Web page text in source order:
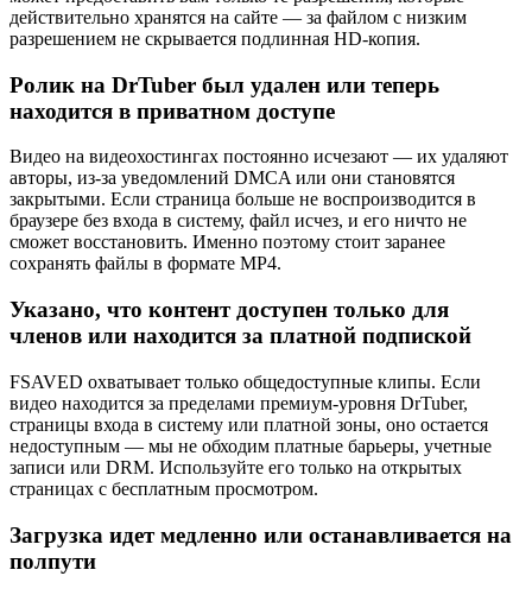
действительно хранятся на сайте — за файлом с низким
разрешением не скрывается подлинная HD-копия.
Ролик на DrTuber был удален или теперь
находится в приватном доступе
Видео на видеохостингах постоянно исчезают — их удаляют
авторы, из-за уведомлений DMCA или они становятся
закрытыми. Если страница больше не воспроизводится в
браузере без входа в систему, файл исчез, и его ничто не
сможет восстановить. Именно поэтому стоит заранее
сохранять файлы в формате MP4.
Указано, что контент доступен только для
членов или находится за платной подпиской
FSAVED охватывает только общедоступные клипы. Если
видео находится за пределами премиум-уровня DrTuber,
страницы входа в систему или платной зоны, оно остается
недоступным — мы не обходим платные барьеры, учетные
записи или DRM. Используйте его только на открытых
страницах с бесплатным просмотром.
Загрузка идет медленно или останавливается на
полпути